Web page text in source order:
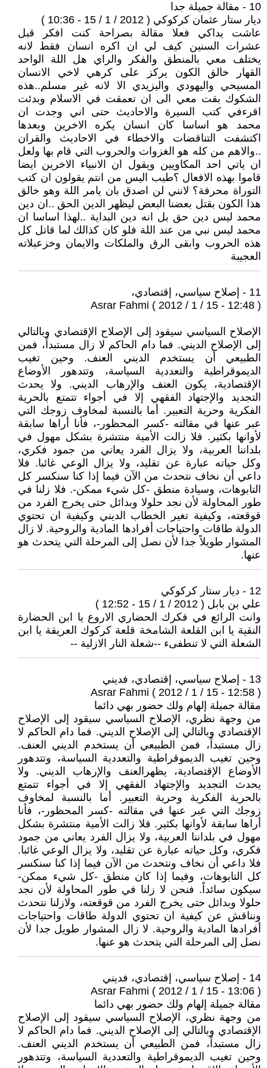
10 - مقالة جميلة جدا
ديار ستار عثمان كركوكي ( 2012 / 1 / 15 - 10:36 )
عاشت يداكي فعلا مقالة بصراحة كنت افكر قبل
عشرات السنين كيف لي ان اكره انسان فقط لانه
يختلف معي بالمنطق والفكر والراي هل اللة الواحد
القهار خالق الكون يركز على كرهي لاخي الانسان
المسيحي واليهودي واليزيدي الا لانه غير مسلم..هذه
الشكوك بقت معي الى ان تعمقت في الاسلام وبدئت
اقرءفي كتب السيرة والاحاديث حتى اني وجدت ان
محمد هو اساسا كان انسان يكره الاخرين وبعدها
اكتشفت التناقضات والاخطاء في الاحاديث والقران
..والاهم من كله هو الغزوات والحروب التي قام بها ولعل
ان ياتي احد المكاويين ويقول ان الانبياء الاخرين ايضا
قاموا بهذه الافعال ؟طيب اليس من انتم يقولون ان كتب
التوراة محرفة؟ لانني لن اصدق بان يامر اللة وهو خالق
هذا الكون بقتل بعضنا البعض ليظهر الدين الحق ..ان دين
محمد ليس دين حق بل انه دين البداية ..لهذا اساسا ان
محمد ليس نبي من عند اللة فلو كان كذالك لما قاتل كل
هذه الحروب وابقى الرق والملكات والايمان وخزعبلاته
العجيبة
11 - إصلاح سياسي، إقتصادي،
Asrar Fahmi ( 2012 / 1 / 15 - 12:48 )
الإصلاح السياسي سيقود إلى الإصلاح الإقتصادي وبالتالي
إلى الإصلاح الديني. فما دام الحاكم لا زال مستبداً، فمن
الطبيعي أن يستخدم الديني العنف. وحين تغيب
الديموقراطية والتعددية السياسة، وتتدهور الأوضاع
الإقتصادية، يكون العنف والإرهاب الديني. ولا يحدث
التجديد والإجتهاد الفقهي إلا في أجواء تتمتع بالحرية
الفكرية وحرية التعبير. أما بالنسبة لمخاوف زوجك التي
عبر عنها في مقالته -كسر المحظور-، فأنا أراها سابقة
لأوانها بكثير. فلا زالت الأمية منتشرة بشكل مهول في
بلداننا العربية، ولا يزال الفرد يعاني من جمود فكري،
وكل حياته عبارة عن تقليد، ولا يزال الوعي غائبا. فلا
داعي أن نخاف نتحدث من الآن فيما إذا كنا سنكسر كل
التابوهات، وسيادة منطق -كل شيء ممكن-. فلا زلنا في
طور المحاولة لأن نجد حلولا وبدائل حتى يخرج الفرد من
قوقعته، وكيفية تغير الخطاب الديني وكيفية ان تحتوي
الدولة طاقات واحتياجات أفرادها المادية والروحية. لا زال
المشوار طويلاً جدا لأن نصل إلى المرحلة التي يتحدث هو
عنها.
12 - ديار ستار كركوكي
علي بن بابل ( 2012 / 1 / 15 - 12:52 )
وانت الرائع في فكرك الحضاري الاروع يا ابن الحضارة
النقية يا ابن القلعة الشامخة قلعة كركوك العريقة يا ابن
الشعلة التي لا تنطفىء --شعلة النار الازلية --
13 - إصلاح سياسي، إقتصادي، فديني
Asrar Fahmi ( 2012 / 1 / 15 - 12:58 )
مقالة جميلة إلهام ولك حضور بهي دائما
من وجهة نظري، الإصلاح السياسي سيقود إلى الإصلاح
الإقتصادي وبالتالي إلى الإصلاح الديني. فما دام الحاكم لا
زال مستبداً، فمن الطبيعي أن يستخدم الديني العنف.
وحين تغيب الديموقراطية والتعددية السياسة، وتتدهور
الأوضاع الإقتصادية، يظهرالعنف والإرهاب الديني. ولا
يحدث التجديد والإجتهاد الفقهي إلا في أجواء تتمتع
بالحرية الفكرية وحرية التعبير. أما بالنسبة لمخاوف
زوجك التي عبر عنها في مقالته -كسر المحظور-، فأنا
أراها سابقة لأوانها بكثير. فلا زالت الأمية منتشرة بشكل
مهول في بلداننا العربية، ولا يزال الفرد يعاني من جمود
فكري، وكل حياته عبارة عن تقليد، ولا يزال الوعي غائبا.
فلا داعي أن نخاف ونتحدث من الآن فيما إذا كنا سنكسر
كل التابوهات، وفيما إذا كان منطق -كل شيء ممكن-
سيكون سائداً. فنحن لا زلنا في طور المحاولة لأن نجد
حلولا وبدائل حتى يخرج الفرد من قوقعته، ولازلنا نتحدث
ونناقش عن كيفية ان تحتوي الدولة طاقات واحتياجات
أفرادها المادية والروحية. لا زال المشوار طويل جدا لأن
نصل إلى المرحلة التي يتحدث هو عنها.
14 - إصلاح سياسي، إقتصادي، فديني
Asrar Fahmi ( 2012 / 1 / 15 - 13:06 )
مقالة جميلة إلهام ولك حضور بهي دائما
من وجهة نظري، الإصلاح السياسي سيقود إلى الإصلاح
الإقتصادي وبالتالي إلى الإصلاح الديني. فما دام الحاكم لا
زال مستبداً، فمن الطبيعي أن يستخدم الديني العنف.
وحين تغيب الديموقراطية والتعددية السياسة، وتتدهور